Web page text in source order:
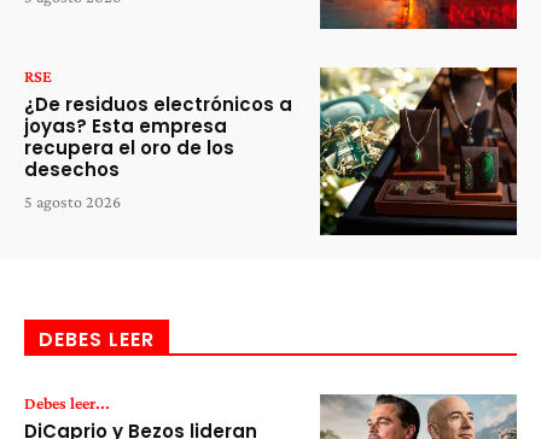
RSE
¿De residuos electrónicos a
joyas? Esta empresa
recupera el oro de los
desechos
5 agosto 2026
DEBES LEER
Debes leer...
DiCaprio y Bezos lideran